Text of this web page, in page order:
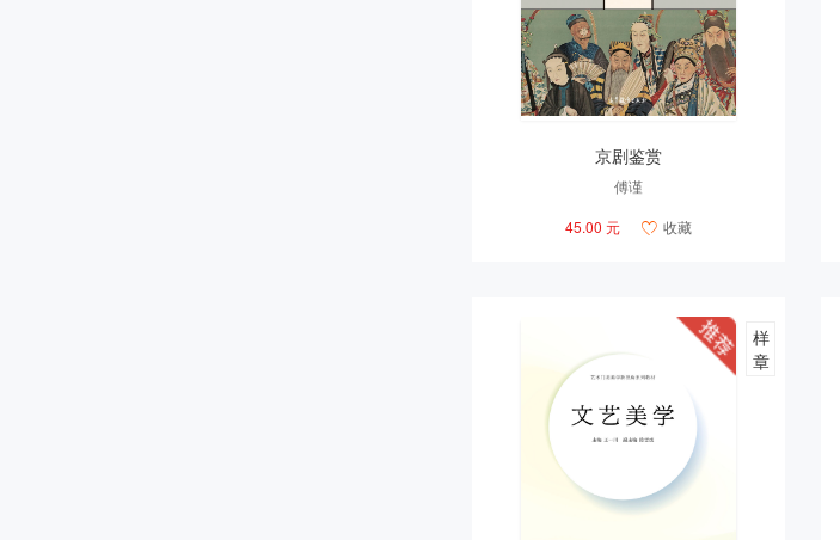
京剧鉴赏
傅谨
45.00 元
 收藏
样
章